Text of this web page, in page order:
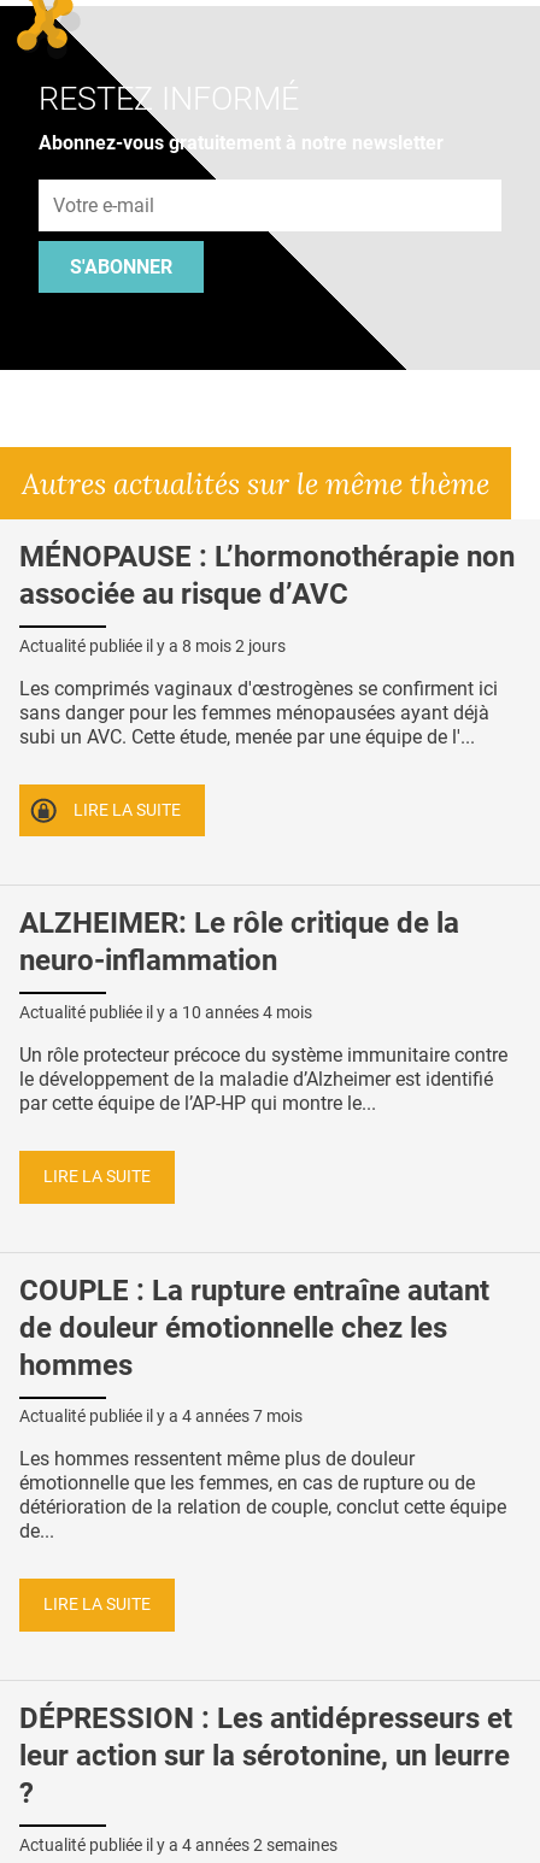
RESTEZ INFORMÉ
Abonnez-vous gratuitement à notre newsletter
S'ABONNER
Autres actualités sur le même thème
MÉNOPAUSE : L’hormonothérapie non
associée au risque d’AVC
Actualité publiée il y a 8 mois 2 jours
Les comprimés vaginaux d'œstrogènes se confirment ici
sans danger pour les femmes ménopausées ayant déjà
subi un AVC. Cette étude, menée par une équipe de l'...
LIRE LA SUITE
ALZHEIMER: Le rôle critique de la
neuro-inflammation
Actualité publiée il y a 10 années 4 mois
Un rôle protecteur précoce du système immunitaire contre
le développement de la maladie d’Alzheimer est identifié
par cette équipe de l’AP-HP qui montre le...
LIRE LA SUITE
COUPLE : La rupture entraîne autant
de douleur émotionnelle chez les
hommes
Actualité publiée il y a 4 années 7 mois
Les hommes ressentent même plus de douleur
émotionnelle que les femmes, en cas de rupture ou de
détérioration de la relation de couple, conclut cette équipe
de...
LIRE LA SUITE
DÉPRESSION : Les antidépresseurs et
leur action sur la sérotonine, un leurre
?
Actualité publiée il y a 4 années 2 semaines